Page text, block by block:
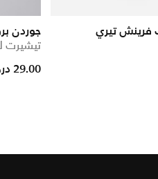
فرينش تيري
جوردن
تيشيرت
Price reduced from
29.00 درهم